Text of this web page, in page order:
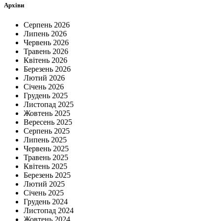
Архіви
Серпень 2026
Липень 2026
Червень 2026
Травень 2026
Квітень 2026
Березень 2026
Лютий 2026
Січень 2026
Грудень 2025
Листопад 2025
Жовтень 2025
Вересень 2025
Серпень 2025
Липень 2025
Червень 2025
Травень 2025
Квітень 2025
Березень 2025
Лютий 2025
Січень 2025
Грудень 2024
Листопад 2024
Жовтень 2024